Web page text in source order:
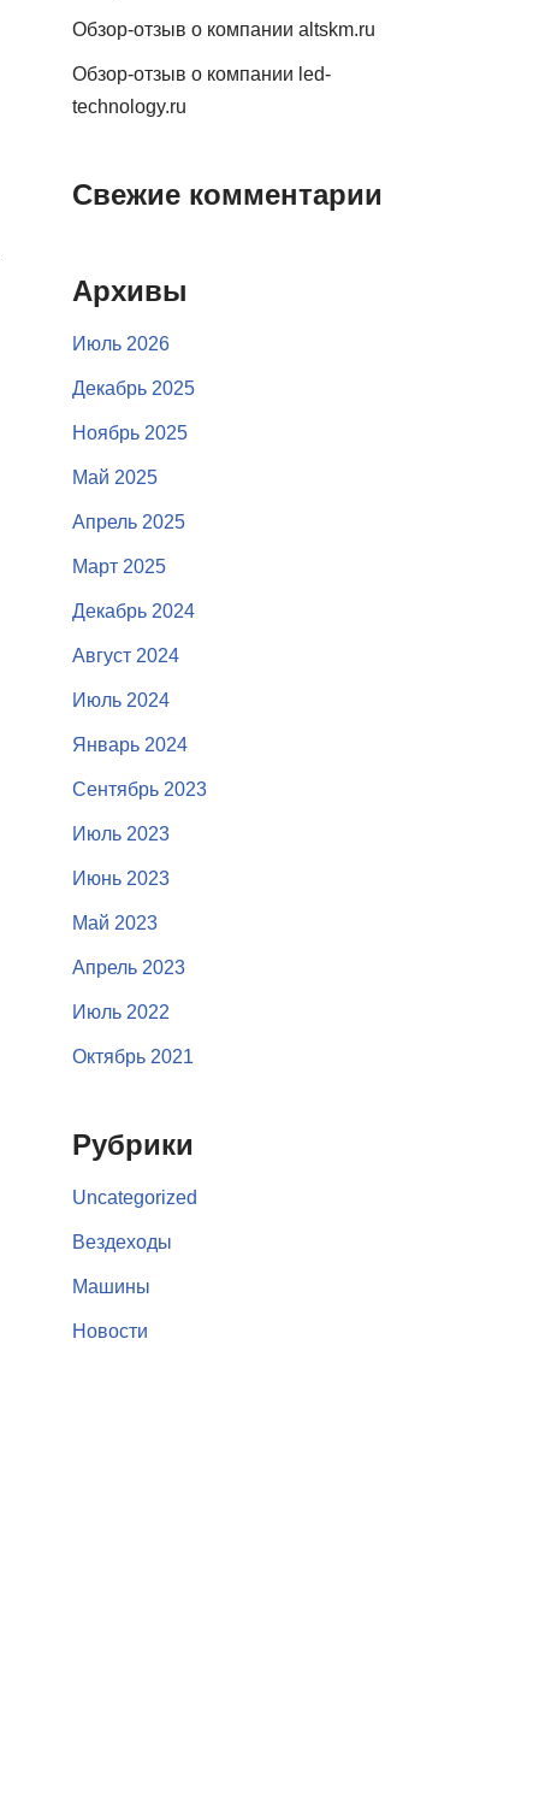
Обзор-отзыв о компании altskm.ru
Обзор-отзыв о компании led-
technology.ru
Свежие комментарии
Архивы
Июль 2026
Декабрь 2025
Ноябрь 2025
Май 2025
Апрель 2025
Март 2025
Декабрь 2024
Август 2024
Июль 2024
Январь 2024
Сентябрь 2023
Июль 2023
Июнь 2023
Май 2023
Апрель 2023
Июль 2022
Октябрь 2021
Рубрики
Uncategorized
Вездеходы
Машины
Новости